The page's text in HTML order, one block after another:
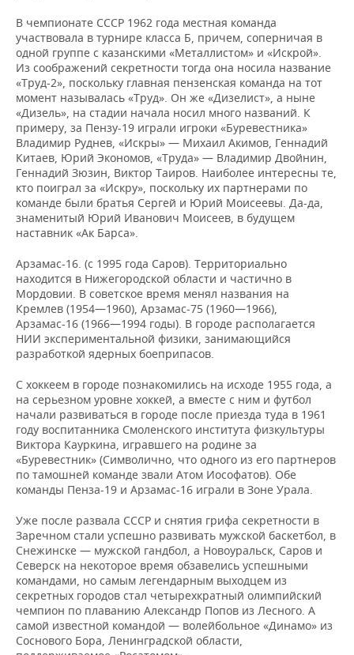
В чемпионате СССР 1962 года местная команда
участвовала в турнире класса Б, причем, соперничая в
одной группе с казанскими «Металлистом» и «Искрой».
Из соображений секретности тогда она носила название
«Труд-2», поскольку главная пензенская команда на тот
момент называлась «Труд». Он же «Дизелист», а ныне
«Дизель», на стадии начала носил много названий. К
примеру, за Пензу-19 играли игроки «Буревестника»
Владимир Руднев, «Искры» — Михаил Акимов, Геннадий
Китаев, Юрий Экономов, «Труда» — Владимир Двойнин,
Геннадий Зюзин, Виктор Таиров. Наиболее интересны те,
кто поиграл за «Искру», поскольку их партнерами по
команде были братья Сергей и Юрий Моисеевы. Да-да,
знаменитый Юрий Иванович Моисеев, в будущем
наставник «Ак Барса».
Арзамас-16. (с 1995 года Саров). Территориально
находится в Нижегородской области и частично в
Мордовии. В советское время менял названия на
Кремлев (1954—1960), Арзамас-75 (1960—1966),
Арзамас-16 (1966—1994 годы). В городе располагается
НИИ экспериментальной физики, занимающийся
разработкой ядерных боеприпасов.
С хоккеем в городе познакомились на исходе 1955 года, а
на серьезном уровне хоккей, а вместе с ним и футбол
начали развиваться в городе после приезда туда в 1961
году воспитанника Смоленского института физкультуры
Виктора Кауркина, игравшего на родине за
«Буревестник» (Символично, что одного из его партнеров
по тамошней команде звали Атом Иософатов). Обе
команды Пенза-19 и Арзамас-16 играли в Зоне Урала.
Уже после развала СССР и снятия грифа секретности в
Заречном стали успешно развивать мужской баскетбол, в
Снежинске — мужской гандбол, а Новоуральск, Саров и
Северск на некоторое время обзавелись успешными
командами, но самым легендарным выходцем из
секретных городов стал четырехкратный олимпийский
чемпион по плаванию Александр Попов из Лесного. А
самой известной командой — волейбольное «Динамо» из
Соснового Бора, Ленинградской области,